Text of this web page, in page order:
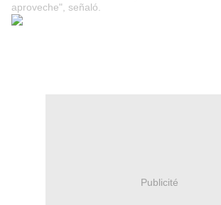
aproveche", señaló.
Publicité